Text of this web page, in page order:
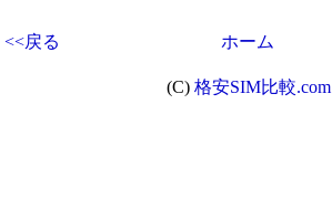
<<戻る ホーム
(C) 格安SIM比較.com